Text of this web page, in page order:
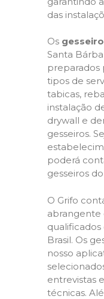
das
Os
Santa
preparados
tipos de
tabicas,
instalação
drywall e
gesseiros.
poderá
gesseiros
O Grifo
abrangente
qualificados
Brasil. Os
nosso
entrevistas
técnicas.